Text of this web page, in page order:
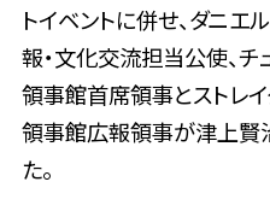
トイベントに併せ、ダニエ
報・文化交流担当公使、
領事館首席領事とストレ
領事館広報領事が津上賢
た。